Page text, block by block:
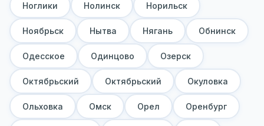
Ноглики Нолинск Норильск
Ноябрьск Нытва Нягань Обнинск
Одесское Одинцово Озерск
Октябрьский Октябрьский Окуловка
Ольховка Омск Орел Оренбург